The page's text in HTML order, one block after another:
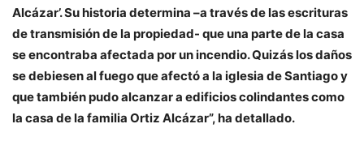
Alcázar’. Su historia determina –a través de las escrituras
de transmisión de la propiedad- que una parte de la casa
se encontraba afectada por un incendio. Quizás los daños
se debiesen al fuego que afectó a la iglesia de Santiago y
que también pudo alcanzar a edificios colindantes como
la casa de la familia Ortiz Alcázar”, ha detallado.